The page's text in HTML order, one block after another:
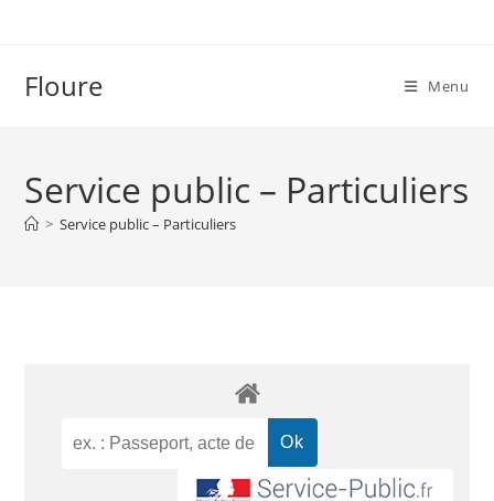
Floure Menu
Service public – Particuliers
> Service public – Particuliers